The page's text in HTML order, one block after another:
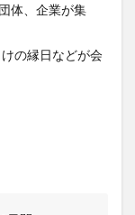
体、企業が集
の縁日などが会